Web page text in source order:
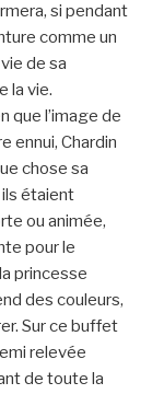
si pendant
comme un
de sa
la vie.
que l’image de
ennui, Chardin
chose sa
ils étaient
ou animée,
pour le
princesse
des couleurs,
Sur ce buffet
relevée
de toute la